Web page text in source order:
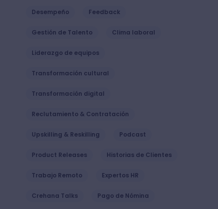
Desempeño Feedback
Gestión de Talento Clima laboral
Liderazgo de equipos
Transformación cultural
Transformación digital
Reclutamiento & Contratación
Upskilling & Reskilling Podcast
Product Releases Historias de Clientes
Trabajo Remoto Expertos HR
Crehana Talks Pago de Nómina